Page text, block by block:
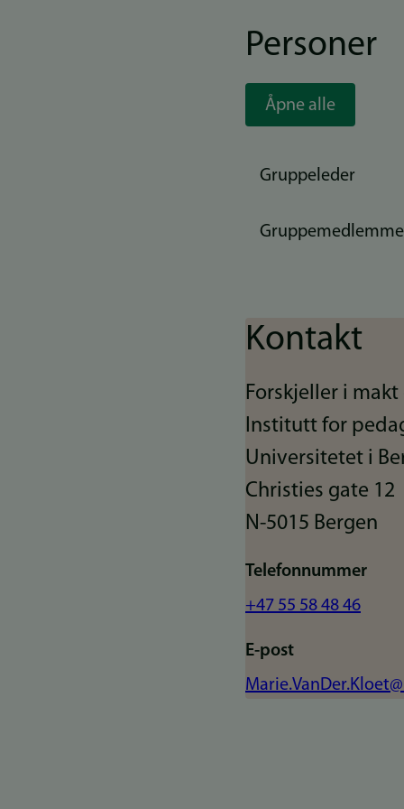
Personer
Åpne alle
Gruppeleder
Kontakt
Forskjeller i
Institutt for
Universitetet i
Christies gate 12
N-5015 Bergen
Telefonnummer
+47 55 58 48 46
E-post